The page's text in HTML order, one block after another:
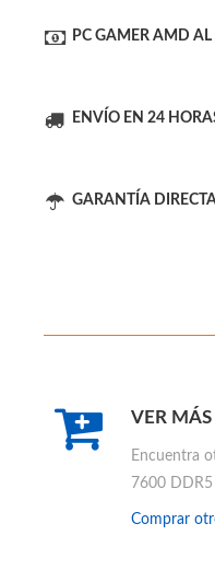
PC GAMER AMD AL
ENVÍO EN 24
GARANTÍA
VER MÁS
Encuentra
7600
Comprar